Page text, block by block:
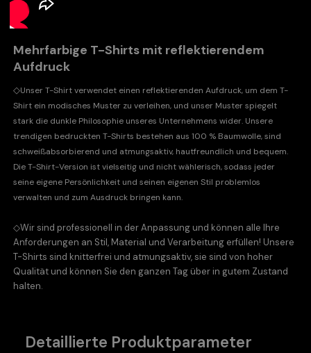
Mehrfarbige T-Shirts mit reflektierendem
Aufdruck
◇Unser T-Shirt verwendet einen reflektierenden Aufdruck, um dem T-
Shirt ein modisches Muster zu verleihen, und unser Muster spiegelt
stark die dunkle Philosophie unseres Unternehmens wider. Unsere
trendigen bedruckten T-Shirts bestehen aus 100 % Baumwolle, sind
schweißabsorbierend und atmungsaktiv, hautfreundlich und bequem.
Die T-Shirt-Version ist vielseitig und nicht wählerisch, sodass jeder
seine eigene Persönlichkeit und seinen eigenen Stil problemlos
verwalten und zum Ausdruck bringen kann.
◇Wir sind professionell in der Anpassung und können alle Ihre
Anforderungen an Stil, Material und Verarbeitung erfüllen! Unsere
T-Shirts sind knitterfrei und atmungsaktiv, sie sind von hoher
Qualität und können Sie den ganzen Tag über in gutem Zustand
halten.
Detaillierte Produktparameter